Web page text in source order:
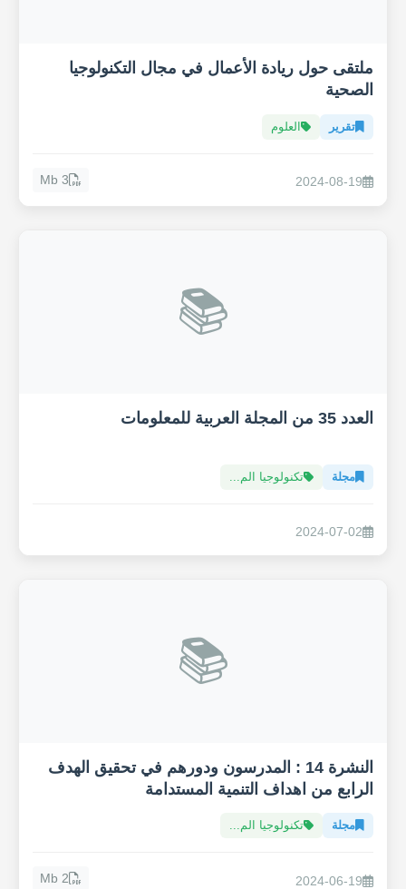
ملتقى حول ريادة الأعمال في مجال التكنولوجيا
الصحية
تقرير العلوم
2024-08-19
3 Mb
📚
العدد 35 من المجلة العربية للمعلومات
مجلة تكنولوجيا الم...
2024-07-02
📚
النشرة 14 : المدرسون ودورهم في تحقيق الهدف
الرابع من اهداف التنمية المستدامة
مجلة تكنولوجيا الم...
2024-06-19
2 Mb